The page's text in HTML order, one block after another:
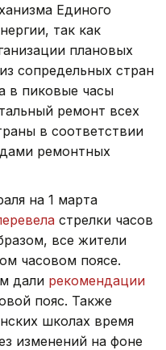
Единого
так как
плановых
сопредельных стран
в пиковые часы
ремонт всех
в соответствии
ремонтных
на 1 марта
стрелки часов
все жители
часовом поясе.
дали рекомендации
пояс. Также
школах время
изменений на фоне